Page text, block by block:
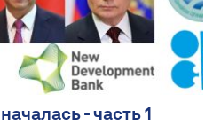
- часть 1